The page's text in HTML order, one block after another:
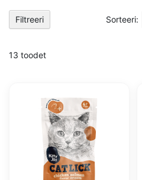
13 toodet
Sorteeri:
Filtreeri